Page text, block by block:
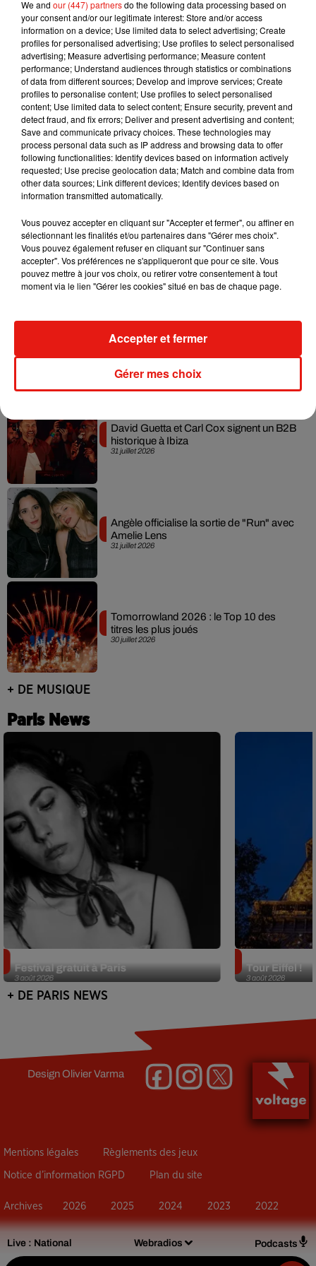
Live : National Webradios Podcasts
dans le 19e arrondissement à 8 % dans le 7e
arrondissement.
Musique
6 août 2026
Il y a 10 ans, DJ Snake changeait de
dimension avec son premier...
3 août 2026
Fred again.. et Latin Mafia dévoilent enfin
leur mixtape créée en...
31 juillet 2026
Swedish House Mafia et Lykke Li
dévoilent « Happiness Is So Sad »
31 juillet 2026
David Guetta et Carl Cox signent un B2B
historique à Ibiza
31 juillet 2026
Angèle officialise la sortie de "Run" avec
Amelie Lens
30 juillet 2026
Tomorrowland 2026 : le Top 10 des
titres les plus joués
+ DE MUSIQUE
Paris News
3 août 2026
Festival gratuit à Paris
3 août 2026
Tour Eiffel !
+ DE PARIS NEWS
DesignOlivier Varma
Mentions légales Règlements des jeux
Notice d’information RGPD Plan du site
Archives 2026 2025 2024 2023 2022
We and our (447) partnersdo the following data processing based on
your consent and/or our legitimate interest: Store and/or access
information on a device; Use limited data to select advertising; Create
profiles for personalised advertising; Use profiles to select personalised
advertising; Measure advertising performance; Measure content
performance; Understand audiences through statistics or combinations
of data from different sources; Develop and improve services; Create
profiles to personalise content; Use profiles to select personalised
content; Use limited data to select content; Ensure security, prevent and
detect fraud, and fix errors; Deliver and present advertising and content;
Save and communicate privacy choices. These technologies may
process personal data such as IP address and browsing data to offer
following functionalities: Identify devices based on information actively
requested; Use precise geolocation data; Match and combine data from
other data sources; Link different devices; Identify devices based on
information transmitted automatically.
Vous pouvez accepter en cliquant sur "Accepter et fermer", ou affiner en
sélectionnant les finalités et/ou partenaires dans "Gérer mes choix".
Vous pouvez également refuser en cliquant sur "Continuer sans
accepter". Vos préférences ne s'appliqueront que pour ce site. Vous
pouvez mettre à jour vos choix, ou retirer votre consentement à tout
moment via le lien "Gérer les cookies" situé en bas de chaque page.
Gérer mes choix
Accepter et fermer